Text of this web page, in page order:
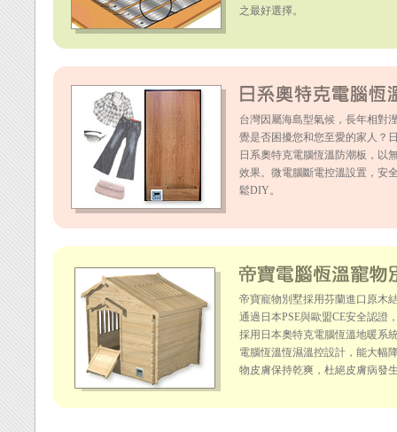
之最好選擇。
台灣因屬海島型氣候，長年相對
覺是否困擾您和您至愛的家人？
日系奧特克電腦恆溫防潮板，以
效果。微電腦斷電控溫設置，安
鬆DIY。
帝寶寵物別墅採用芬蘭進口原木
通過日本PSE與歐盟CE安全認證
採用日本奧特克電腦恆溫地暖系
電腦恆溫恆濕溫控設計，能大幅
物皮膚保持乾爽，杜絕皮膚病發